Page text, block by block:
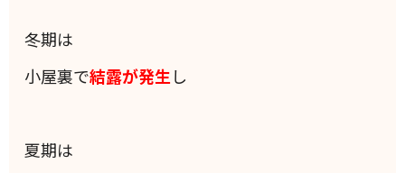
冬期は
小屋裏で結露が発生し
夏期は